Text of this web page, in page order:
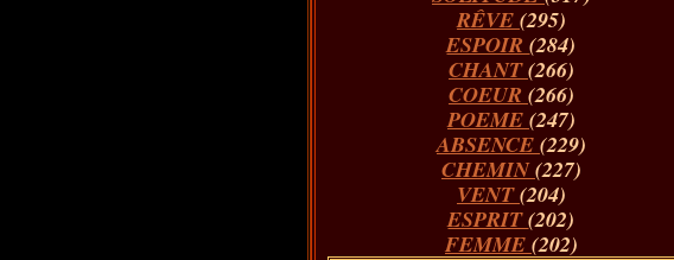
RÊVE (295)
ESPOIR(284)
CHANT(266)
COEUR (266)
POEME (247)
ABSENCE (229)
CHEMIN(227)
VENT(204)
ESPRIT(202)
FEMME (202)